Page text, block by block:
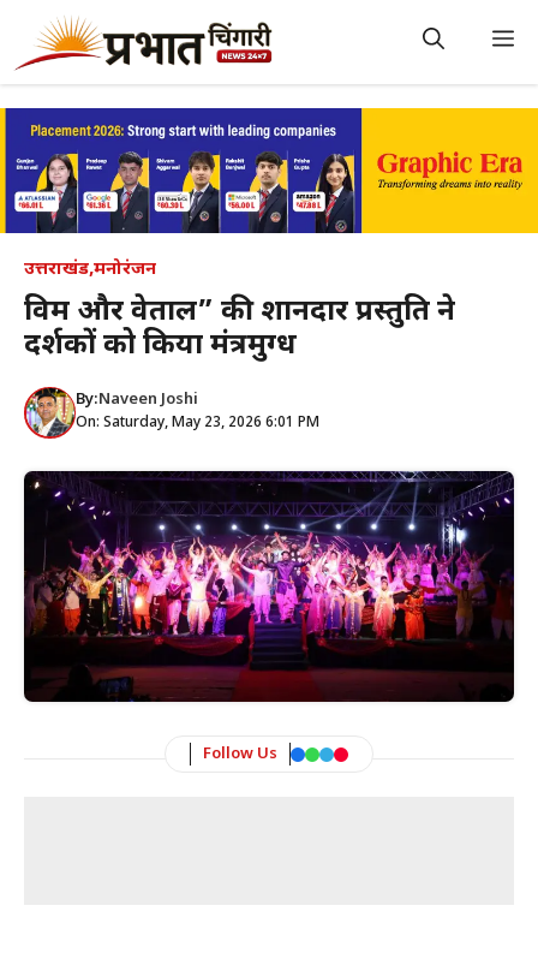
content
उत्तराखंड,मनोरंजन
विक्रम और वेताल” की शानदार प्रस्तुति ने
दर्शकों को किया मंत्रमुग्ध
By:Naveen Joshi
On: Saturday, May 23, 2026 6:01 PM
Follow Us